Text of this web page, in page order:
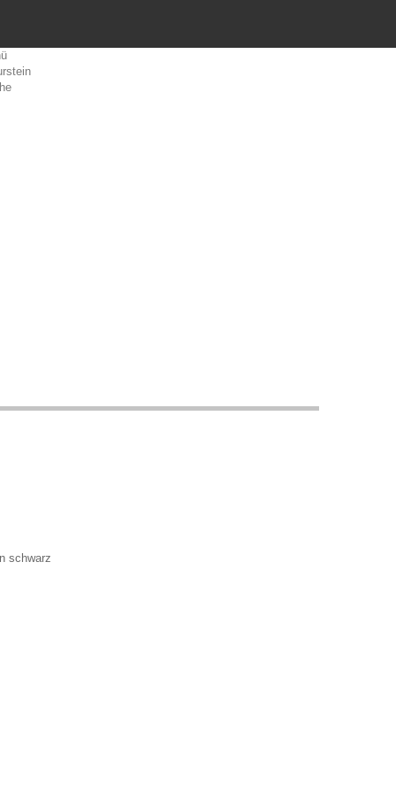
schwarz